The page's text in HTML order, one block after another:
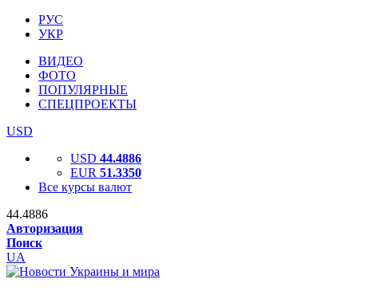
РУС
УКР
ВИДЕО
ФОТО
ПОПУЛЯРНЫЕ
СПЕЦПРОЕКТЫ
USD
USD 44.4886
EUR 51.3350
Все курсы валют
44.4886
Авторизация
Поиск
UA